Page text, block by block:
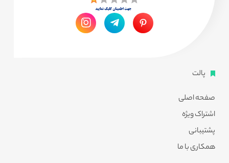
پالت
صفحه اصلی
اشتراک ویژه
پشتیبانی
همکاری با ما